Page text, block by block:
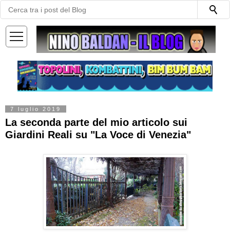
—
—
—
7 luglio 2019
La seconda parte del mio articolo sui
Giardini Reali su "La Voce di Venezia"